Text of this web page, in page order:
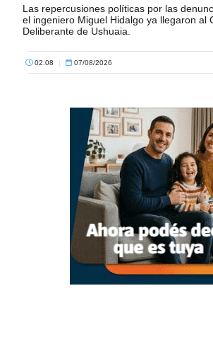
Las repercusiones políticas por las
el ingeniero Miguel Hidalgo ya llegaron al
Deliberante de Ushuaia.
02:08 | 07/08/2026